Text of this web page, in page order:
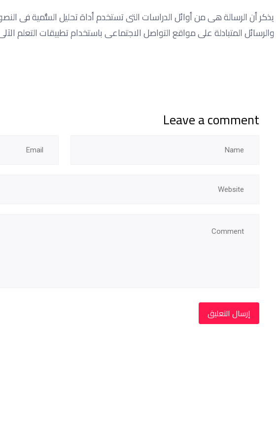
يذكر أن الرسالة هى من أوائل الدراسات التى تستخدم أداة تحليل السُّمية فى
والرسائل المتبادلة على مواقع التواصل الاجتماعى باستخدام تطبيقات التعلم
Leave a comment